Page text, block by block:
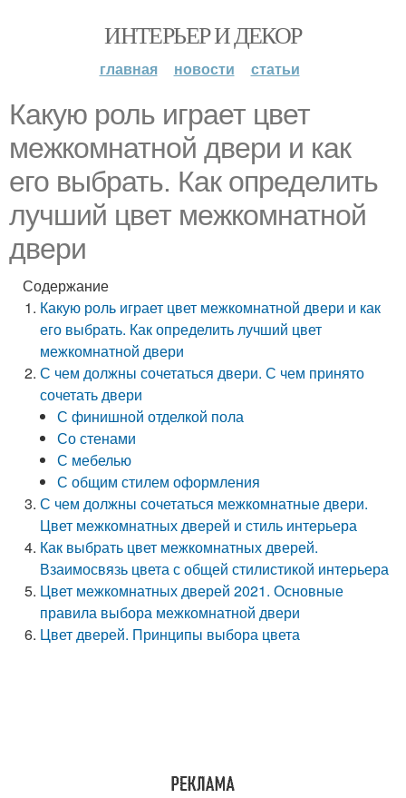
ИНТЕРЬЕР И ДЕКОР
главная новости статьи
Какую роль играет цвет
межкомнатной двери и как
его выбрать. Как определить
лучший цвет межкомнатной
двери
Содержание
Какую роль играет цвет межкомнатной двери и как
его выбрать. Как определить лучший цвет
межкомнатной двери
С чем должны сочетаться двери. С чем принято
сочетать двери
С финишной отделкой пола
Со стенами
С мебелью
С общим стилем оформления
С чем должны сочетаться межкомнатные двери.
Цвет межкомнатных дверей и стиль интерьера
Как выбрать цвет межкомнатных дверей.
Взаимосвязь цвета с общей стилистикой интерьера
Цвет межкомнатных дверей 2021. Основные
правила выбора межкомнатной двери
Цвет дверей. Принципы выбора цвета